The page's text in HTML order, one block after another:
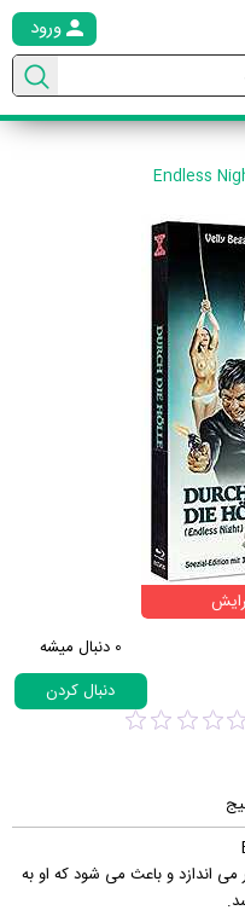
ورود
0 دنبال میشه
دنبال کردن
اندازد و باعث می شود که او به